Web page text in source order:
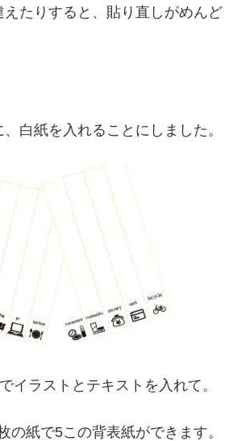
えたりすると、貼り直しがめんど
白紙を入れることにしました。
イラストとテキストを入れて。
の紙で5この背表紙ができます。